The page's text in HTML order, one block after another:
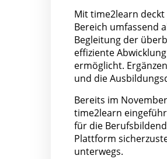
Mit time2learn
Bereich umfassend
Begleitung der
effiziente
ermöglicht.
und die
Bereits im
time2learn
für die
Plattform
unterwegs.